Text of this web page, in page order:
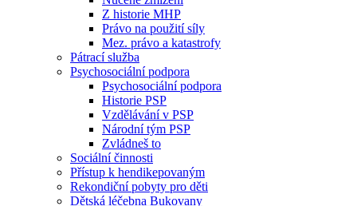
Z historie MHP
Právo na použití síly
Mez. právo a katastrofy
Pátrací služba
Psychosociální podpora
Psychosociální podpora
Historie PSP
Vzdělávání v PSP
Národní tým PSP
Zvládneš to
Sociální činnosti
Přístup k hendikepovaným
Rekondiční pobyty pro děti
Dětská léčebna Bukovany